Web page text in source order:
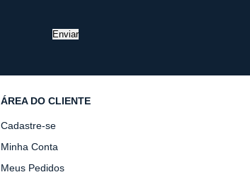
Enviar
ÁREA DO CLIENTE
Cadastre-se
Minha Conta
Meus Pedidos